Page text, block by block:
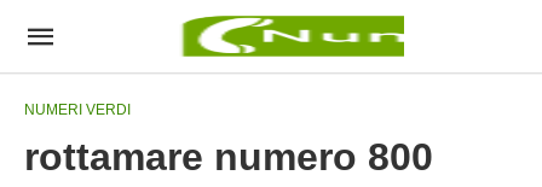
NUMERI VERDI
rottamare numero 800